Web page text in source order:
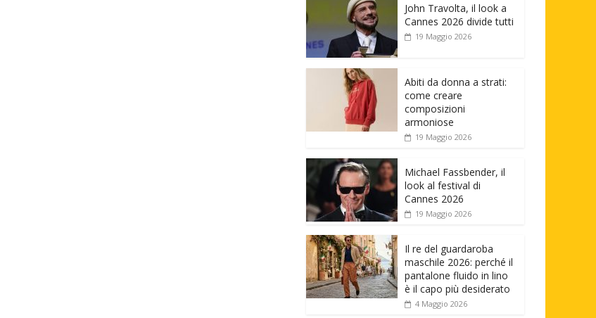
John Travolta, il look a
Cannes 2026 divide tutti
19 Maggio 2026
Abiti da donna a strati:
come creare
composizioni
armoniose
19 Maggio 2026
Michael Fassbender, il
look al festival di
Cannes 2026
19 Maggio 2026
Il re del guardaroba
maschile 2026: perché il
pantalone fluido in lino
è il capo più desiderato
4 Maggio 2026